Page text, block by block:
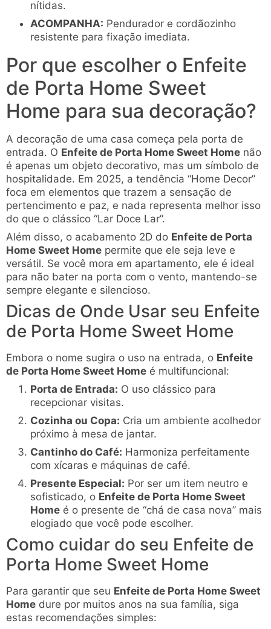
nítidas.
ACOMPANHA: Pendurador e cordãozinho
resistente para fixação imediata.
Por que escolher o Enfeite
de Porta Home Sweet
Home para sua decoração?
A decoração de uma casa começa pela porta de
entrada. O Enfeite de Porta Home Sweet Home não
é apenas um objeto decorativo, mas um símbolo de
hospitalidade. Em 2025, a tendência “Home Decor”
foca em elementos que trazem a sensação de
pertencimento e paz, e nada representa melhor isso
do que o clássico “Lar Doce Lar”.
Além disso, o acabamento 2D do Enfeite de Porta
Home Sweet Home permite que ele seja leve e
versátil. Se você mora em apartamento, ele é ideal
para não bater na porta com o vento, mantendo-se
sempre elegante e silencioso.
Dicas de Onde Usar seu Enfeite
de Porta Home Sweet Home
Embora o nome sugira o uso na entrada, o Enfeite
de Porta Home Sweet Home é multifuncional:
Porta de Entrada: O uso clássico para
recepcionar visitas.
Cozinha ou Copa: Cria um ambiente acolhedor
próximo à mesa de jantar.
Cantinho do Café: Harmoniza perfeitamente
com xícaras e máquinas de café.
Presente Especial: Por ser um item neutro e
sofisticado, o Enfeite de Porta Home Sweet
Home é o presente de “chá de casa nova” mais
elogiado que você pode escolher.
Como cuidar do seu Enfeite de
Porta Home Sweet Home
Para garantir que seu Enfeite de Porta Home Sweet
Home dure por muitos anos na sua família, siga
estas recomendações simples: